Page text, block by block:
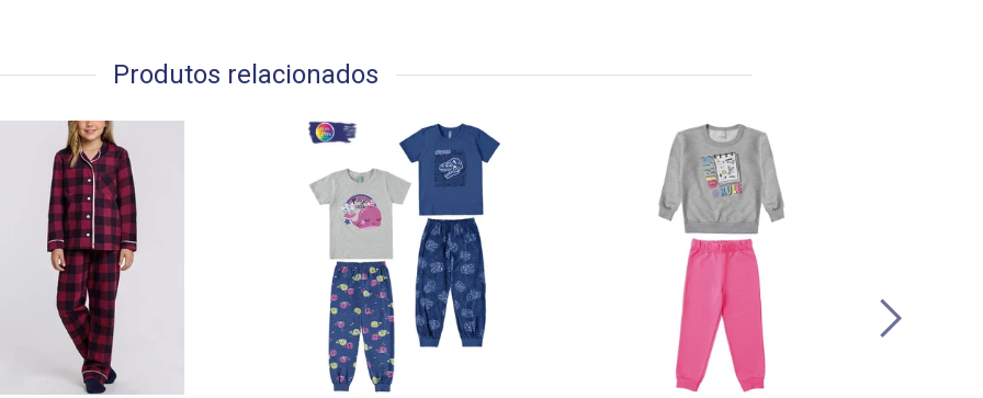
Produtos relacionados